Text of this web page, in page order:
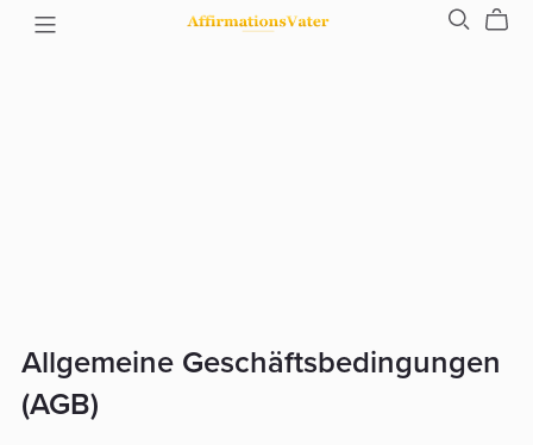
Allgemeine Geschäftsbedingungen
(AGB)